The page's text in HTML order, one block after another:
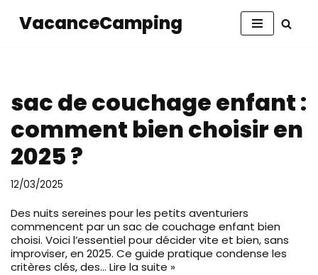
VacanceCamping
sac de couchage enfant :
comment bien choisir en
2025 ?
12/03/2025
Des nuits sereines pour les petits aventuriers
commencent par un sac de couchage enfant bien
choisi. Voici l’essentiel pour décider vite et bien, sans
improviser, en 2025. Ce guide pratique condense les
critères clés, des… Lire la suite »